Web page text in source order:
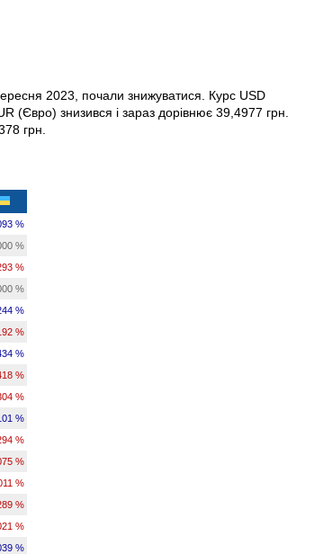
2023, почали знижуватися. Курс USD
(Євро) знизився і зараз дорівнює 39,4977 грн.
грн.
%
%
%
%
%
%
%
%
%
%
%
%
%
%
%
%